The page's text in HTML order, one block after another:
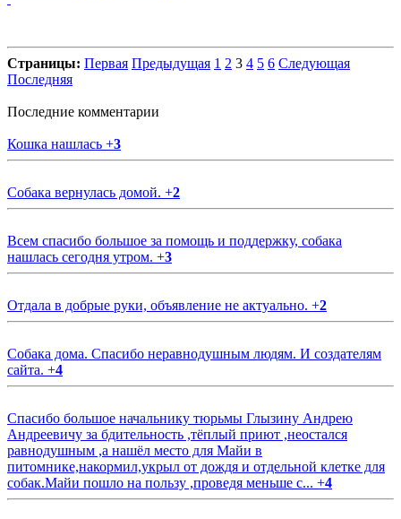
Страницы: Первая Предыдущая 1 2 3 4 5 6 Следующая
Последняя
Последние комментарии
Кошка нашлась +3
Собака вернулась домой. +2
Всем спасибо большое за помощь и поддержку, собака
нашлась сегодня утром. +3
Отдала в добрые руки, объявление не актуально. +2
Собака дома. Спасибо неравнодушным людям. И создателям
сайта. +4
Спасибо большое начальнику тюрьмы Глызину Андрею
Андреевичу за бдительность ,тёплый приют ,неостался
равнодушным ,а нашёл место для Майи в
питомнике,накормил,укрыл от дождя и отдельной клетке для
собак.Майи пошло на пользу ,проведя меньше с... +4